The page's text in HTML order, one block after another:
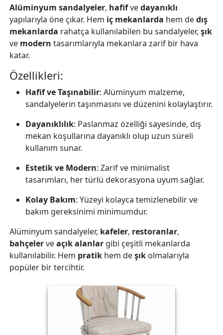
Alüminyum sandalyeler, hafifvedayanıklı
yapılarıyla öne çıkar. Hem iç mekanlarda hem dedış
mekanlarda rahatça kullanılabilen bu sandalyeler, şık
ve modern tasarımlarıyla mekanlara zarif bir hava
katar.
Özellikleri:
Hafif ve Taşınabilir: Alüminyum malzeme,
sandalyelerin taşınmasını ve düzenini kolaylaştırır.
Dayanıklılık: Paslanmaz özelliği sayesinde, dış
mekan koşullarına dayanıklı olup uzun süreli
kullanım sunar.
Estetik ve Modern: Zarif ve minimalist
tasarımları, her türlü dekorasyona uyum sağlar.
Kolay Bakım: Yüzeyi kolayca temizlenebilir ve
bakım gereksinimi minimumdur.
Alüminyum sandalyeler, kafeler, restoranlar,
bahçelerveaçık alanlar gibi çeşitli mekanlarda
kullanılabilir. Hem pratik hem deşık olmalarıyla
popüler bir tercihtir.